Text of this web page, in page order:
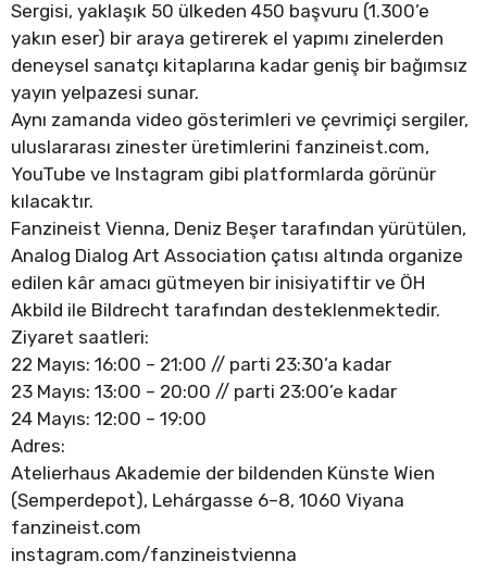
Sergisi, yaklaşık 50 ülkeden 450 başvuru (1.300’e
yakın eser) bir araya getirerek el yapımı zinelerden
deneysel sanatçı kitaplarına kadar geniş bir bağımsız
yayın yelpazesi sunar.
Aynı zamanda video gösterimleri ve çevrimiçi sergiler,
uluslararası zinester üretimlerini fanzineist.com,
YouTube ve Instagram gibi platformlarda görünür
kılacaktır.
Fanzineist Vienna, Deniz Beşer tarafından yürütülen,
Analog Dialog Art Association çatısı altında organize
edilen kâr amacı gütmeyen bir inisiyatiftir ve ÖH
Akbild ile Bildrecht tarafından desteklenmektedir.
Ziyaret saatleri:
22 Mayıs: 16:00 – 21:00 // parti 23:30’a kadar
23 Mayıs: 13:00 – 20:00 // parti 23:00’e kadar
24 Mayıs: 12:00 – 19:00
Adres:
Atelierhaus Akademie der bildenden Künste Wien
(Semperdepot), Lehárgasse 6–8, 1060 Viyana
fanzineist.com
instagram.com/fanzineistvienna